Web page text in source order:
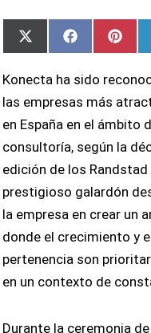
Compartir
en
X
(Twitter)
Compartir
en
Facebook
en
Konecta ha sido
las empresas más
en España en el ámbito
consultoría, según la
edición de los
prestigioso galardón
la empresa en crear un
donde el crecimiento y
pertenencia son
en un contexto de
Durante la ceremonia